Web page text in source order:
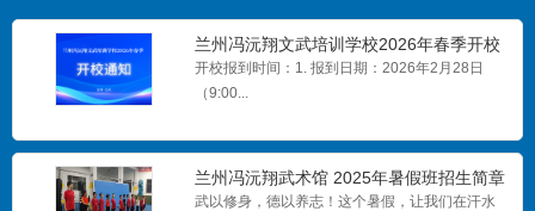
兰州冯沅翔文武培训学校2026年春季开校
通知
开校报到时间：1. 报到日期：2026年2月28日
（9:00...
兰州冯沅翔武术馆 2025年暑假班招生简章
武以修身，德以养志！这个暑假，让我们在汗水